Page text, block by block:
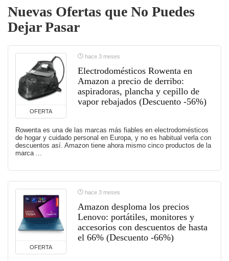
Nuevas Ofertas que No Puedes
Dejar Pasar
OFERTA
hace 3 meses
Electrodomésticos Rowenta en
Amazon a precio de derribo:
aspiradoras, plancha y cepillo de
vapor rebajados (Descuento -56%)
Rowenta es una de las marcas más fiables en electrodomésticos
de hogar y cuidado personal en Europa, y no es habitual verla con
descuentos así. Amazon tiene ahora mismo cinco productos de la
marca ...
OFERTA
hace 3 meses
Amazon desploma los precios
Lenovo: portátiles, monitores y
accesorios con descuentos de hasta
el 66% (Descuento -66%)